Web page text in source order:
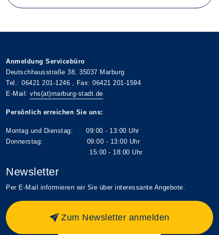
Anmeldung Servicebüro
Deutschhausstraße 38, 35037 Marburg
Tel.: 06421 201-1246 , Fax: 06421 201-1594
E-Mail: vhs(at)marburg-stadt.de
Persönlich erreichen Sie uns:
Montag und Dienstag: 09:00 - 13:00 Uhr
Donnerstag: 09:00 - 13:00 Uhr
15:00 - 18:00 Uhr
Newsletter
Per E-Mail informieren wir Sie über interessante Angebote.
Zum Newsletter anmelden